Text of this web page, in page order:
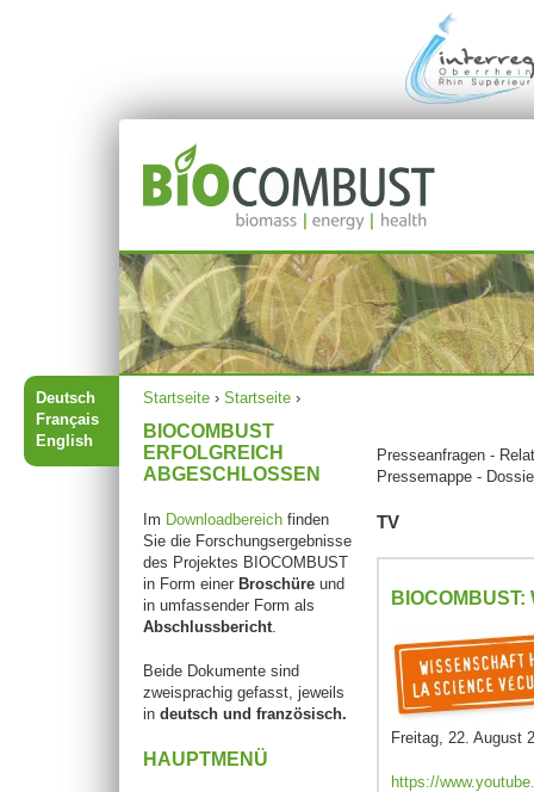
Sie sind hier
Startseite › Startseite ›
Presseanfragen -
Pressemappe -
TV
BIOCOMBUST:
Freitag, 22. August
https://
BIOCOMBUST
ERFOLGREICH
ABGESCHLOSSEN
Im Downloadbereich finden
Sie die Forschungsergebnisse
des Projektes BIOCOMBUST
in Form einer Broschüre und
in umfassender Form als
Abschlussbericht
Beide Dokumente sind
zweisprachig gefasst, jeweils
in deutsch und französisch.
HAUPTMENÜ
Deutsch
Français
English